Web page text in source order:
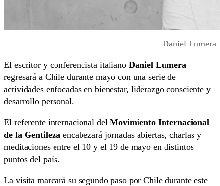
Daniel Lumera
El escritor y conferencista italiano Daniel Lumera
regresará a Chile durante mayo con una serie de
actividades enfocadas en bienestar, liderazgo consciente y
desarrollo personal.
El referente internacional del Movimiento Internacional
de la Gentileza encabezará jornadas abiertas, charlas y
meditaciones entre el 10 y el 19 de mayo en distintos
puntos del país.
La visita marcará su segundo paso por Chile durante este